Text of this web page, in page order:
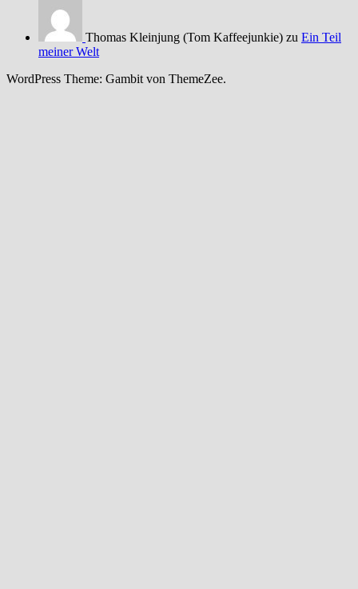
Thomas Kleinjung (Tom Kaffeejunkie) zu Ein Teil
meiner Welt
WordPress Theme: Gambit von ThemeZee.